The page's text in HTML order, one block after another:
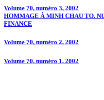
Volume 70, numéro 3, 2002
HOMMAGE À MINH CHAU TO.
FINANCE
Volume 70, numéro 2, 2002
Volume 70, numéro 1, 2002